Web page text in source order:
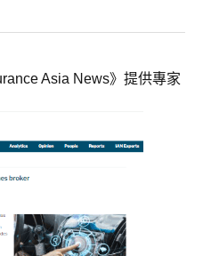
Asia News》提供專家